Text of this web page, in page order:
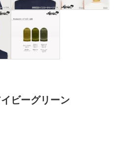
ビーグリーン